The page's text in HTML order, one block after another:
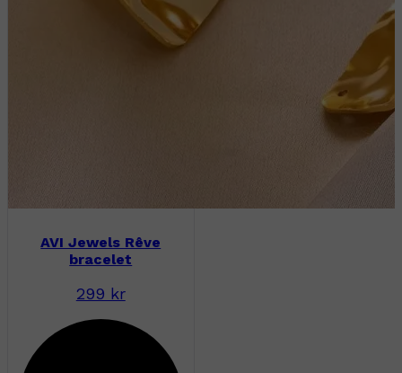
AVI Jewels Rêve
bracelet
299 kr